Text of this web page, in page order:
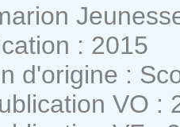
: 2015
d'origine :
VO :